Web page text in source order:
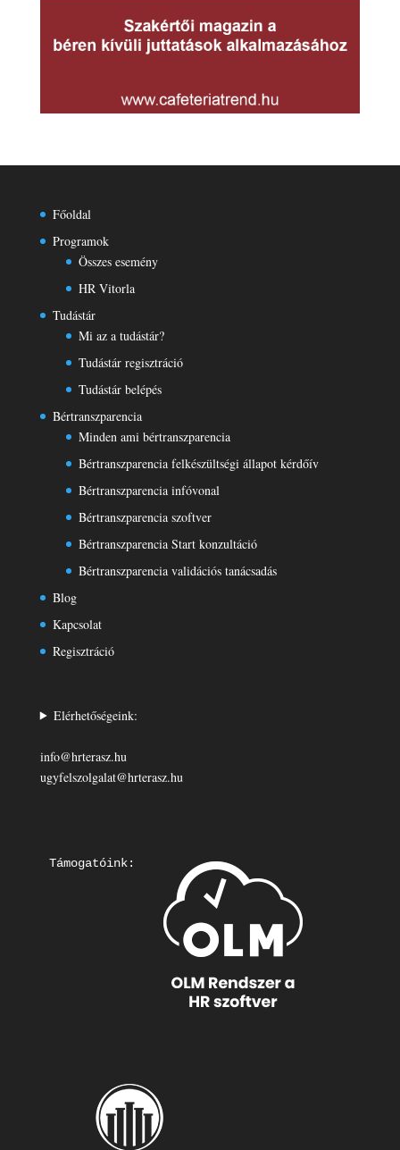
Főoldal
Programok
Összes esemény
HR Vitorla
Tudástár
Mi az a tudástár?
Tudástár regisztráció
Tudástár belépés
Bértranszparencia
Minden ami bértranszparencia
Bértranszparencia felkészültségi állapot kérdőív
Bértranszparencia infóvonal
Bértranszparencia szoftver
Bértranszparencia Start konzultáció
Bértranszparencia validációs tanácsadás
Blog
Kapcsolat
Regisztráció
Elérhetőségeink:
info@hrterasz.hu
ugyfelszolgalat@hrterasz.hu
Támogatóink: